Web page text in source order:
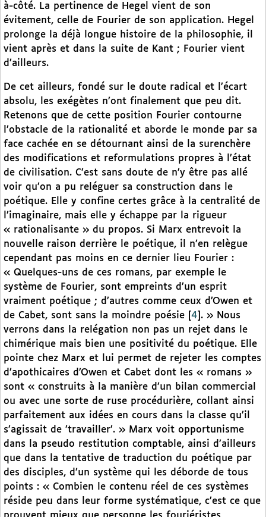
à-côté. La pertinence de Hegel vient de son
évitement, celle de Fourier de son application. Hegel
prolonge la déjà longue histoire de la philosophie, il
vient après et dans la suite de Kant ; Fourier vient
d’ailleurs.
De cet ailleurs, fondé sur le doute radical et l’écart
absolu, les exégètes n’ont finalement que peu dit.
Retenons que de cette position Fourier contourne
l’obstacle de la rationalité et aborde le monde par sa
face cachée en se détournant ainsi de la surenchère
des modifications et reformulations propres à l’état
de civilisation. C’est sans doute de n’y être pas allé
voir qu’on a pu reléguer sa construction dans le
poétique. Elle y confine certes grâce à la centralité de
l’imaginaire, mais elle y échappe par la rigueur
« rationalisante » du propos. Si Marx entrevoit la
nouvelle raison derrière le poétique, il n’en relègue
cependant pas moins en ce dernier lieu Fourier :
« Quelques-uns de ces romans, par exemple le
système de Fourier, sont empreints d’un esprit
vraiment poétique ; d’autres comme ceux d’Owen et
de Cabet, sont sans la moindre poésie
4 . » Nous
verrons dans la relégation non pas un rejet dans le
chimérique mais bien une positivité du poétique. Elle
pointe chez Marx et lui permet de rejeter les comptes
d’apothicaires d’Owen et Cabet dont les « romans »
sont « construits à la manière d’un bilan commercial
ou avec une sorte de ruse procédurière, collant ainsi
parfaitement aux idées en cours dans la classe qu’il
s’agissait de ’travailler’. » Marx voit opportunisme
dans la pseudo restitution comptable, ainsi d’ailleurs
que dans la tentative de traduction du poétique par
des disciples, d’un système qui les déborde de tous
points : « Combien le contenu réel de ces systèmes
réside peu dans leur forme systématique, c’est ce que